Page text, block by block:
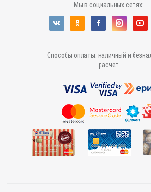
Мы в социальных сетях:
Способы оплаты: наличный и
расчёт